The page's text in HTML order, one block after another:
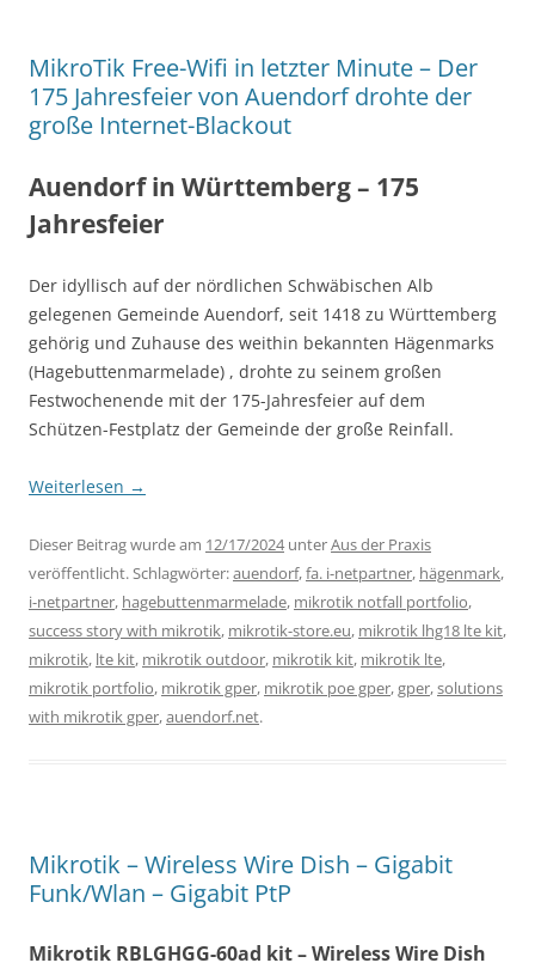
MikroTik Free-Wifi in letzter Minute – Der
175 Jahresfeier von Auendorf drohte der
große Internet-Blackout
Auendorf in Württemberg – 175
Jahresfeier
Der idyllisch auf der nördlichen Schwäbischen Alb
gelegenen Gemeinde Auendorf, seit 1418 zu Württemberg
gehörig und Zuhause des weithin bekannten Hägenmarks
(Hagebuttenmarmelade) , drohte zu seinem großen
Festwochenende mit der 175-Jahresfeier auf dem
Schützen-Festplatz der Gemeinde der große Reinfall.
Weiterlesen →
Dieser Beitrag wurde am 12/17/2024unterAus der Praxis
veröffentlicht. Schlagwörter:auendorf,fa. i-netpartner, hägenmark,
i-netpartner, hagebuttenmarmelade, mikrotik notfall portfolio,
success story with mikrotik, mikrotik-store.eu, mikrotik lhg18 lte kit,
mikrotik, lte kit, mikrotik outdoor, mikrotik kit, mikrotik lte,
mikrotik portfolio, mikrotik gper, mikrotik poe gper,gper,solutions
with mikrotik gper,auendorf.net.
Mikrotik – Wireless Wire Dish – Gigabit
Funk/Wlan – Gigabit PtP
Mikrotik RBLGHGG-60ad kit – Wireless Wire Dish